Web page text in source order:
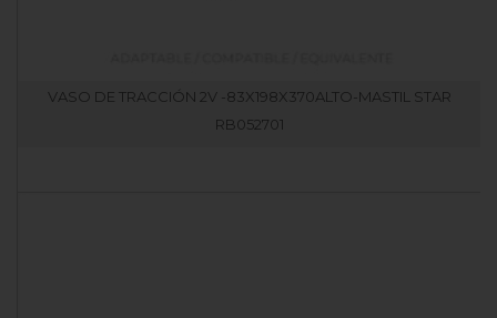
VASO DE TRACCIÓN 2V -83X198X370ALTO-MASTIL STAR
RB052701